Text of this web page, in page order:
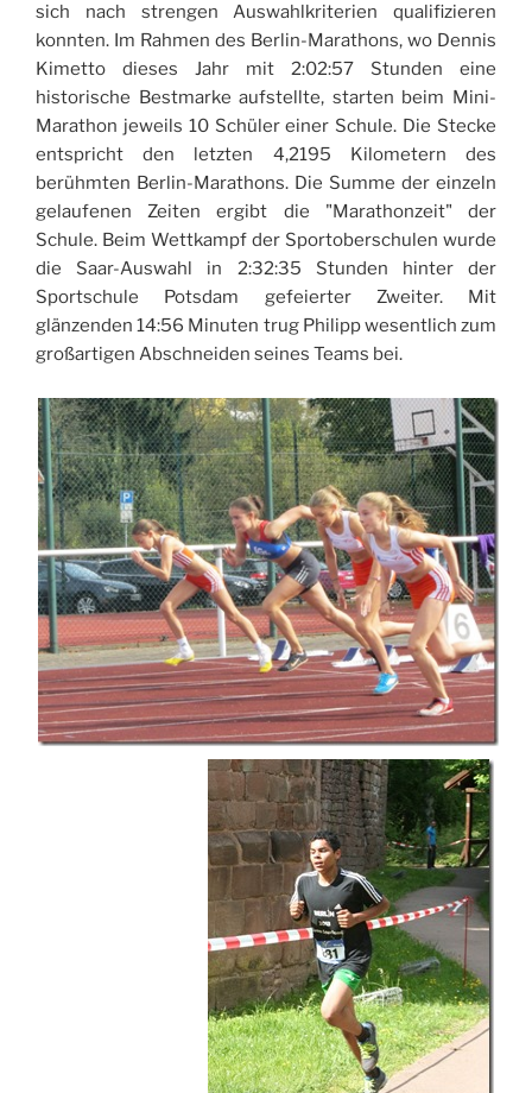
sich nach strengen Auswahlkriterien qualifizieren
konnten. Im Rahmen des Berlin-Marathons, wo Dennis
Kimetto dieses Jahr mit 2:02:57 Stunden eine
historische Bestmarke aufstellte, starten beim Mini-
Marathon jeweils 10 Schüler einer Schule. Die Stecke
entspricht den letzten 4,2195 Kilometern des
berühmten Berlin-Marathons. Die Summe der einzeln
gelaufenen Zeiten ergibt die "Marathonzeit" der
Schule. Beim Wettkampf der Sportoberschulen wurde
die Saar-Auswahl in 2:32:35 Stunden hinter der
Sportschule Potsdam gefeierter Zweiter. Mit
glänzenden 14:56 Minuten trug Philipp wesentlich zum
großartigen Abschneiden seines Teams bei.